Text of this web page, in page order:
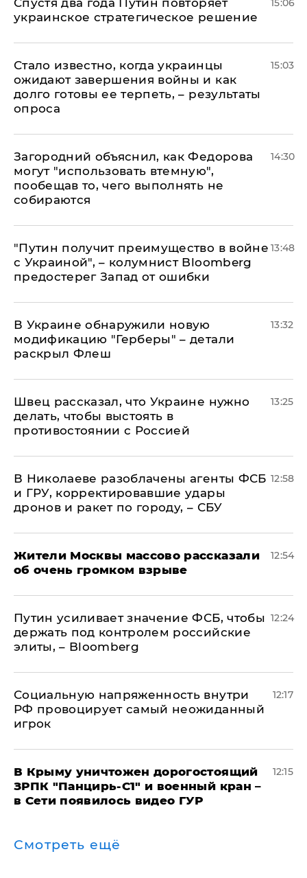
Спустя два года Путин повторяет
украинское стратегическое решение
15:06
Стало известно, когда украинцы
ожидают завершения войны и как
долго готовы ее терпеть, – результаты
опроса
15:03
Загородний объяснил, как Федорова
могут "использовать втемную",
пообещав то, чего выполнять не
собираются
14:30
"Путин получит преимущество в войне
с Украиной", – колумнист Bloomberg
предостерег Запад от ошибки
13:48
В Украине обнаружили новую
модификацию "Герберы" – детали
раскрыл Флеш
13:32
Швец рассказал, что Украине нужно
делать, чтобы выстоять в
противостоянии с Россией
13:25
В Николаеве разоблачены агенты ФСБ
и ГРУ, корректировавшие удары
дронов и ракет по городу, – СБУ
12:58
Жители Москвы массово рассказали
об очень громком взрыве
12:54
Путин усиливает значение ФСБ, чтобы
держать под контролем российские
элиты, – Bloomberg
12:24
Социальную напряженность внутри
РФ провоцирует самый неожиданный
игрок
12:17
В Крыму уничтожен дорогостоящий
ЗРПК "Панцирь-С1" и военный кран –
в Сети появилось видео ГУР
12:15
Смотреть ещё